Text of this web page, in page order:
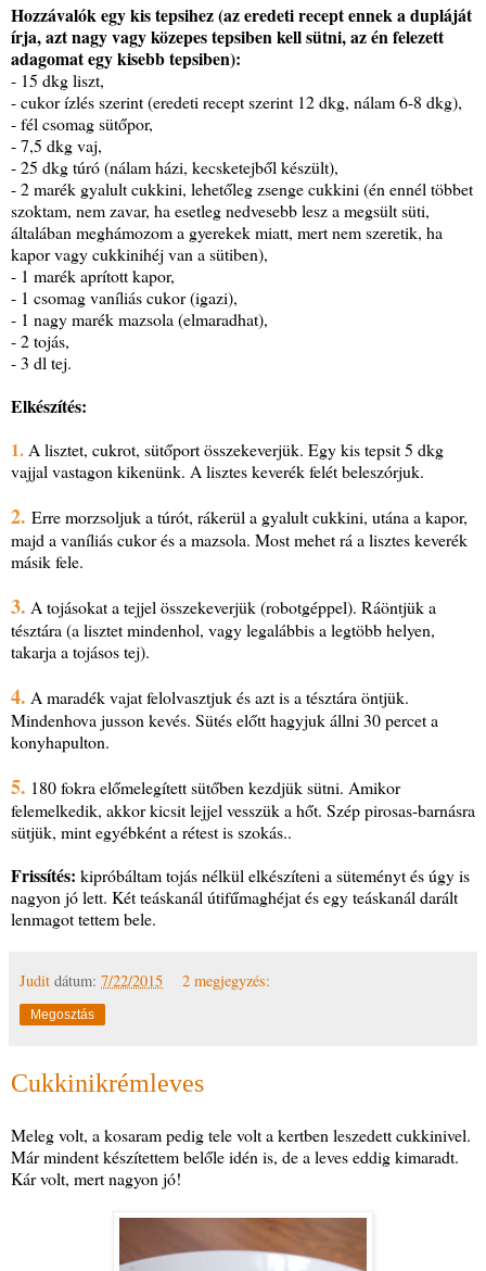
Hozzávalók egy kis tepsihez (az eredeti recept ennek a dupláját
írja, azt nagy vagy közepes tepsiben kell sütni, az én felezett
adagomat egy kisebb tepsiben):
- 15 dkg liszt,
- cukor ízlés szerint (eredeti recept szerint 12 dkg, nálam 6-8 dkg),
- fél csomag sütőpor,
- 7,5 dkg vaj,
- 25 dkg túró (nálam házi, kecsketejből készült),
- 2 marék gyalult cukkini, lehetőleg zsenge cukkini (én ennél többet
szoktam, nem zavar, ha esetleg nedvesebb lesz a megsült süti,
általában meghámozom a gyerekek miatt, mert nem szeretik, ha
kapor vagy cukkinihéj van a sütiben),
- 1 marék aprított kapor,
- 1 csomag vaníliás cukor (igazi),
- 1 nagy marék mazsola (elmaradhat),
- 2 tojás,
- 3 dl tej.
Elkészítés:
1. A lisztet, cukrot, sütőport összekeverjük. Egy kis tepsit 5 dkg
vajjal vastagon kikenünk. A lisztes keverék felét beleszórjuk.
2. Erre morzsoljuk a túrót, rákerül a gyalult cukkini, utána a kapor,
majd a vaníliás cukor és a mazsola. Most mehet rá a lisztes keverék
másik fele.
3. A tojásokat a tejjel összekeverjük (robotgéppel). Ráöntjük a
tésztára (a lisztet mindenhol, vagy legalábbis a legtöbb helyen,
takarja a tojásos tej).
4. A maradék vajat felolvasztjuk és azt is a tésztára öntjük.
Mindenhova jusson kevés. Sütés előtt hagyjuk állni 30 percet a
konyhapulton.
5. 180 fokra előmelegített sütőben kezdjük sütni. Amikor
felemelkedik, akkor kicsit lejjel vesszük a hőt. Szép pirosas-barnásra
sütjük, mint egyébként a rétest is szokás..
Frissítés: kipróbáltam tojás nélkül elkészíteni a süteményt és úgy is
nagyon jó lett. Két teáskanál útifűmaghéjat és egy teáskanál darált
lenmagot tettem bele.
Judit dátum: 7/22/2015 2 megjegyzés:
Megosztás
Cukkinikrémleves
Meleg volt, a kosaram pedig tele volt a kertben leszedett cukkinivel.
Már mindent készítettem belőle idén is, de a leves eddig kimaradt.
Kár volt, mert nagyon jó!